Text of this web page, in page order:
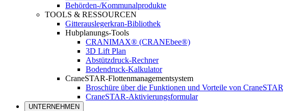
Behörden-/Kommunalprodukte
TOOLS & RESSOURCEN
Gitterauslegerkran-Bibliothek
Hubplanungs-Tools
CRANIMAX® (CRANEbee®)
3D Lift Plan
Abstützdruck-Rechner
Bodendruck-Kalkulator
CraneSTAR-Flottenmanagementsystem
Broschüre über die Funktionen und Vorteile von CraneSTAR
CraneSTAR-Aktivierungsformular
UNTERNEHMEN